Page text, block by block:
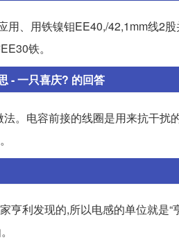
用、用铁镍钼EE40,/42,1mm线2
铁。
- 一只喜庆? 的回答
。电容前接的线圈是用来抗干
亨利发现的,所以电感的单位就是